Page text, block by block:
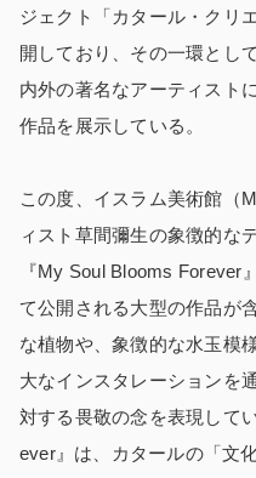
ジェクト「カタール・クリ
開しており、その一環とし
内外の著名なアーティスト
作品を展示している。
この度、イスラム美術館（
ィスト草間彌生の象徴的な
『My Soul Blooms Forever
て公開される大型の作品が
な植物や、象徴的な水玉模
大なインスタレーションを
対する畏敬の念を表現して
ever』は、カタールの「文